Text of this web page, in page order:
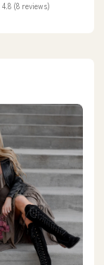
4.8 (8 reviews)